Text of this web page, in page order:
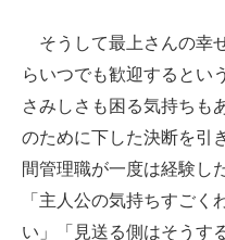
そうして最上さんの幸
らいつでも歓迎するとい
さみしさも困る気持ちも
のために下した決断を
間管理職が一度は経験し
「主人公の気持ちすごく
い」「見送る側はそうす